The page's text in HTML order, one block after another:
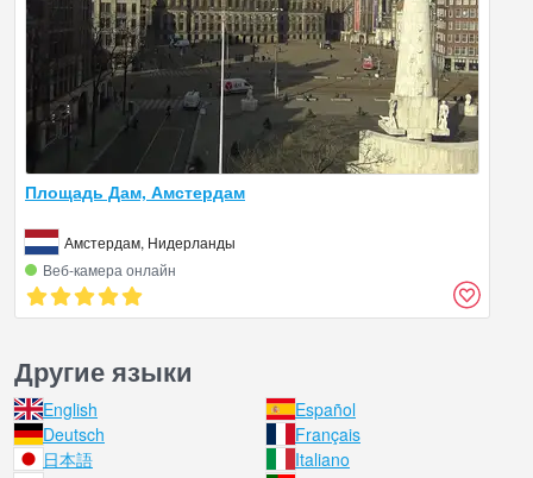
Площадь Дам, Амстердам
Амстердам, Нидерланды
Веб‑камера онлайн
Другие языки
English
Español
Deutsch
Français
日本語
Italiano